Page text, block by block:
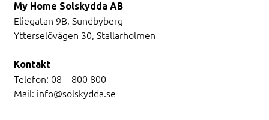
My Home Solskydda AB
Eliegatan 9B, Sundbyberg
Ytterselövägen 30, Stallarholmen
Kontakt
Telefon: 08 – 800 800
Mail: info@solskydda.se